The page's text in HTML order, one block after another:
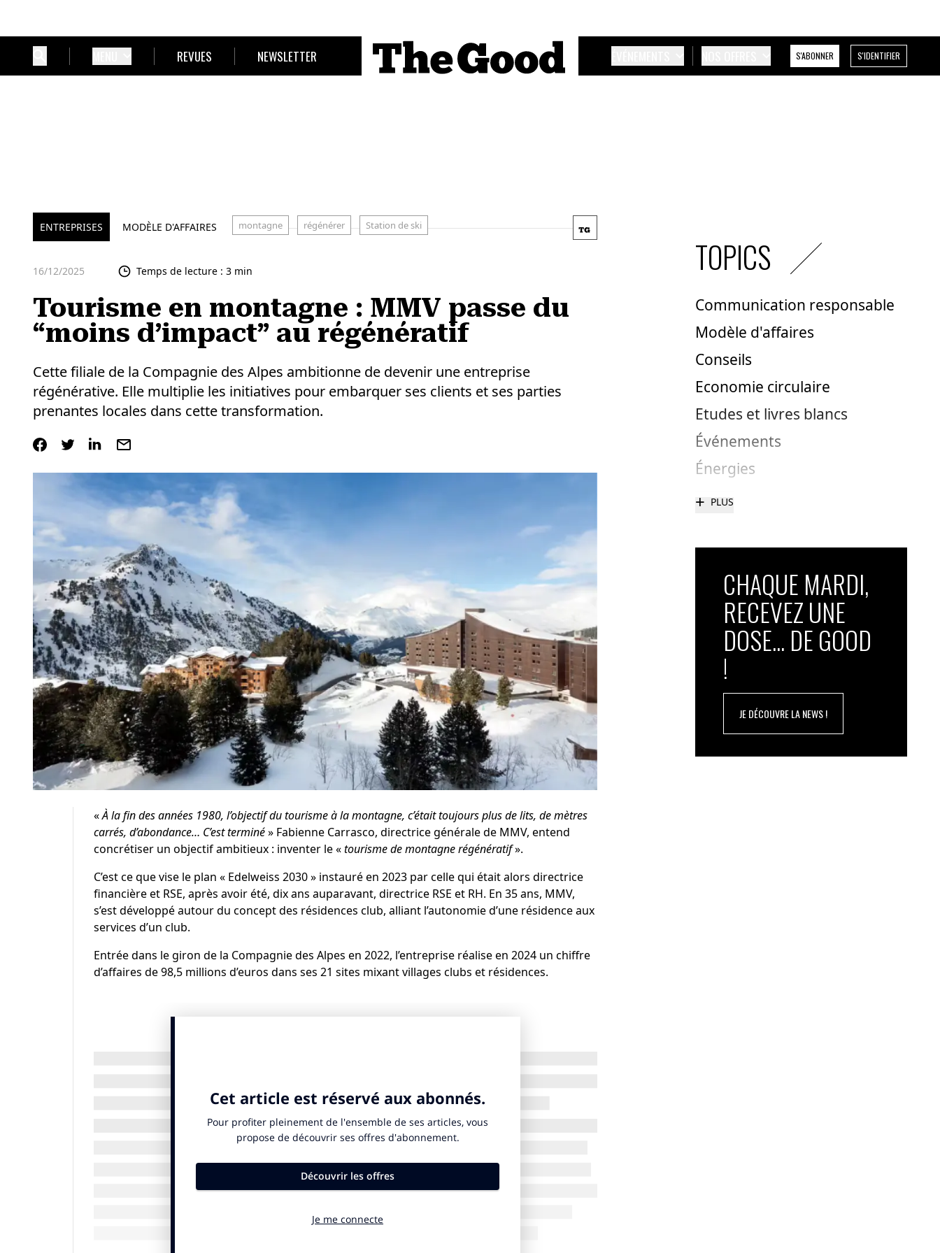
REVUES NEWSLETTER S'ABONNER S'IDENTIFIER
ENTREPRISES MODÈLE D'AFFAIRES montagne régénérer Station de ski
16/12/2025 Temps de lecture : 3 min
Tourisme en montagne : MMV passe du
“moins d’impact” au régénératif
Cette filiale de la Compagnie des Alpes ambitionne de devenir une entreprise
régénérative. Elle multiplie les initiatives pour embarquer ses clients et ses parties
prenantes locales dans cette transformation.
«À la fin des années 1980, l’objectif du tourisme à la montagne, c’était toujours plus de lits, de mètres
carrés, d’abondance… C’est terminé» Fabienne Carrasco, directrice générale de MMV, entend
concrétiser un objectif ambitieux : inventer le «tourisme de montagne régénératif».
C’est ce que vise le plan « Edelweiss 2030 » instauré en 2023 par celle qui était alors directrice
financière et RSE, après avoir été, dix ans auparavant, directrice RSE et RH. En 35 ans, MMV,
s’est développé autour du concept des résidences club, alliant l’autonomie d’une résidence aux
services d’un club.
Entrée dans le giron de la Compagnie des Alpes en 2022, l’entreprise réalise en 2024 un chiffre
d’affaires de 98,5 millions d’euros dans ses 21 sites mixant villages clubs et résidences.
Après nous être dotés d’une raison d’être en 2023, nous nous employons
désormais à nous transformer concrètement,détaille Fabienne Carrasco
D’abord en réduisant nos impacts, et pas seulement nos gaz à effet de serre,
puis en devenant une entreprise régénératrice. »
TOPICS
Communication responsable
Modèle d'affaires
Conseils
Economie circulaire
Etudes et livres blancs
Événements
Énergies
+ PLUS
CHAQUE MARDI,
RECEVEZ UNE
DOSE... DE GOOD
!
JE DÉCOUVRE LA NEWS !